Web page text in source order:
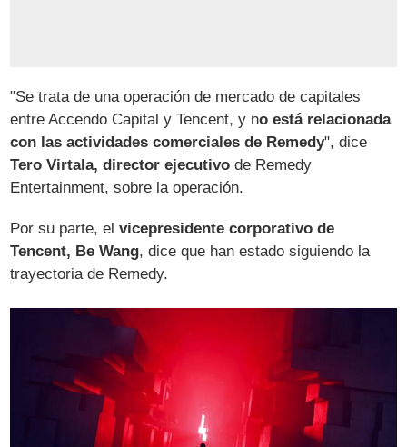
"Se trata de una operación de mercado de capitales
entre Accendo Capital y Tencent, y no está relacionada
con las actividades comerciales de Remedy", dice
Tero Virtala, director ejecutivo de Remedy
Entertainment, sobre la operación.
Por su parte, elvicepresidente corporativo de
Tencent, Be Wang, dice que han estado siguiendo la
trayectoria de Remedy.